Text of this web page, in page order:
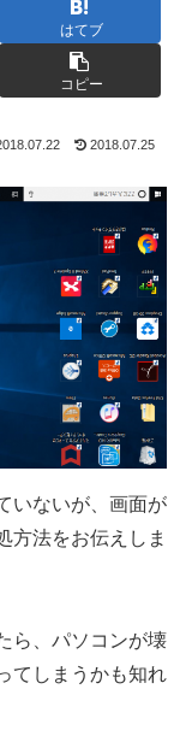
はてブ
コピー
2018.07.25
いないが、画面が
方法をお伝えしま
ら、パソコンが壊
てしまうかも知れ